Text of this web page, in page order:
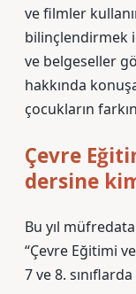
ve filmler
bilinçlendirmek
ve belgeseller
hakkında
çocukların
Çevre
dersine
Bu yıl
“Çevre Eğitimi
7 ve 8.